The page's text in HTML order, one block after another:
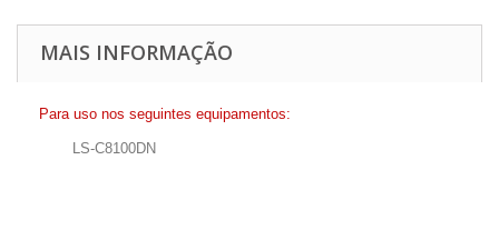
MAIS INFORMAÇÃO
Para uso nos seguintes equipamentos:
LS-C8100DN